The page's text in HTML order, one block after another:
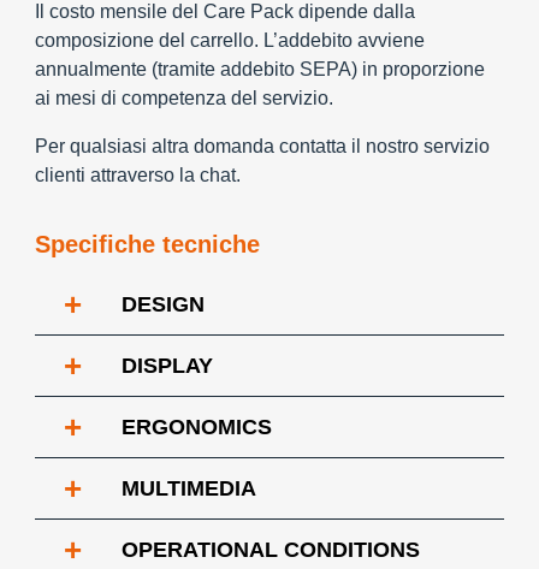
Il costo mensile del Care Pack dipende dalla
composizione del carrello. L’addebito avviene
annualmente (tramite addebito SEPA) in proporzione
ai mesi di competenza del servizio.
Per qualsiasi altra domanda contatta il nostro servizio
clienti attraverso la chat.
Specifiche tecniche
+ DESIGN
+ DISPLAY
+ ERGONOMICS
+ MULTIMEDIA
+ OPERATIONAL CONDITIONS